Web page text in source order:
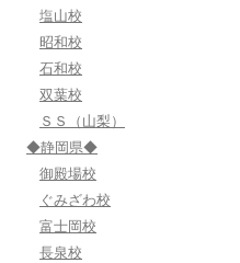
塩山校
昭和校
石和校
双葉校
ＳＳ（山梨）
◆静岡県◆
御殿場校
ぐみざわ校
富士岡校
長泉校